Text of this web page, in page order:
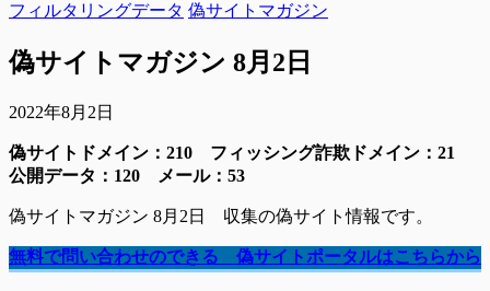
フィルタリングデータ 偽サイトマガジン
偽サイトマガジン 8月2日
2022年8月2日
偽サイトドメイン：210 フィッシング詐欺ドメイン：21
公開データ：120 メール：53
偽サイトマガジン 8月2日 収集の偽サイト情報です。
無料で問い合わせのできる 偽サイトポータルはこちらから